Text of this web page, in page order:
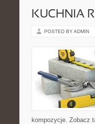
KUCHNIA
POSTED BY ADMIN
kompozycje. Zobacz